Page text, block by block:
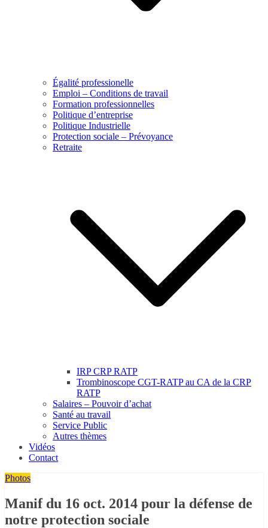
Égalité professionelle
Emploi – Conditions de travail
Formation professionnelles
Politique d’entreprise
Politique Industrielle
Protection sociale – Prévoyance
Retraite
IRP CRP RATP
Trombinoscope CGT-RATP au CA de la CRP
RATP
Salaires – Pouvoir d’achat
Santé au travail
Service Public
Autres thèmes
Vidéos
Contact
Photos
Manif du 16 oct. 2014 pour la défense de
notre protection sociale